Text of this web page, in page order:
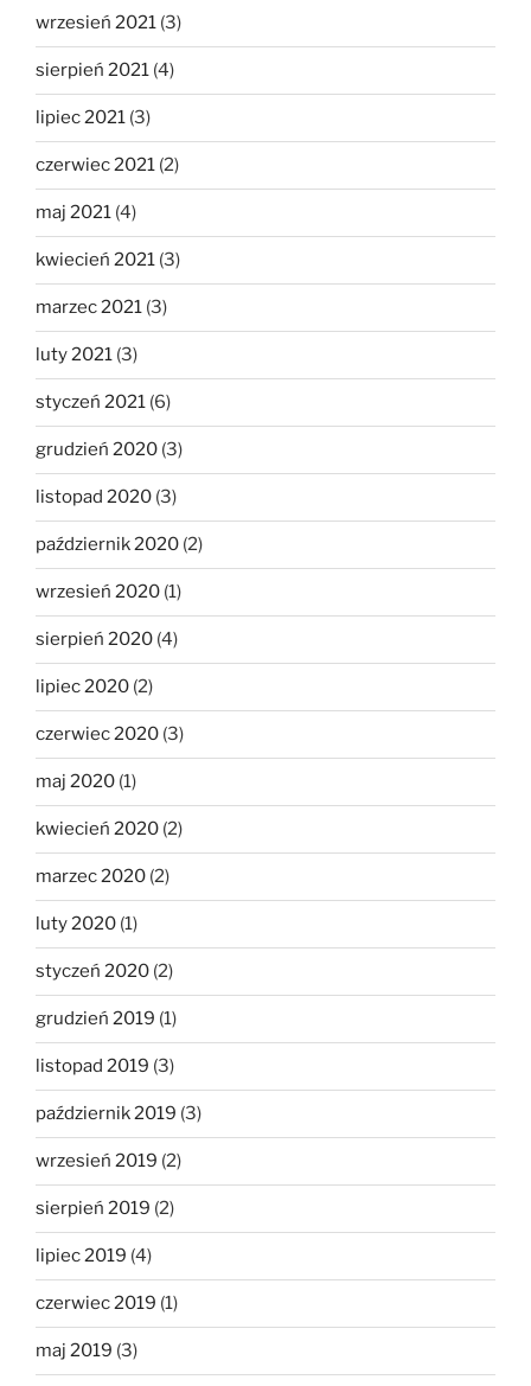
wrzesień 2021 (3)
sierpień 2021 (4)
lipiec 2021 (3)
czerwiec 2021 (2)
maj 2021 (4)
kwiecień 2021 (3)
marzec 2021 (3)
luty 2021 (3)
styczeń 2021 (6)
grudzień 2020 (3)
listopad 2020 (3)
październik 2020 (2)
wrzesień 2020 (1)
sierpień 2020 (4)
lipiec 2020 (2)
czerwiec 2020 (3)
maj 2020 (1)
kwiecień 2020 (2)
marzec 2020 (2)
luty 2020 (1)
styczeń 2020 (2)
grudzień 2019 (1)
listopad 2019 (3)
październik 2019 (3)
wrzesień 2019 (2)
sierpień 2019 (2)
lipiec 2019 (4)
czerwiec 2019 (1)
maj 2019 (3)